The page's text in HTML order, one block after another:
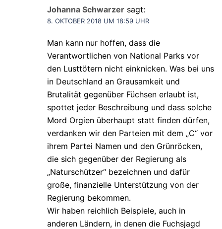
Johanna Schwarzer sagt:
8. OKTOBER 2018 UM 18:59 UHR
Man kann nur hoffen, dass die
Verantwortlichen von National Parks vor
den Lusttötern nicht einknicken. Was bei uns
in Deutschland an Grausamkeit und
Brutalität gegenüber Füchsen erlaubt ist,
spottet jeder Beschreibung und dass solche
Mord Orgien überhaupt statt finden dürfen,
verdanken wir den Parteien mit dem „C“ vor
ihrem Partei Namen und den Grünröcken,
die sich gegenüber der Regierung als
„Naturschützer“ bezeichnen und dafür
große, finanzielle Unterstützung von der
Regierung bekommen.
Wir haben reichlich Beispiele, auch in
anderen Ländern, in denen die Fuchsjagd